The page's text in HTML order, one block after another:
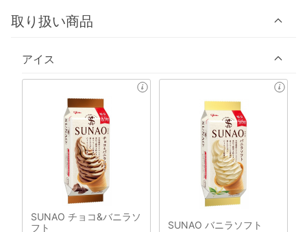
取り扱い商品
アイス
SUNAO チョコ&バニラソ
フト
SUNAO バニラソフト